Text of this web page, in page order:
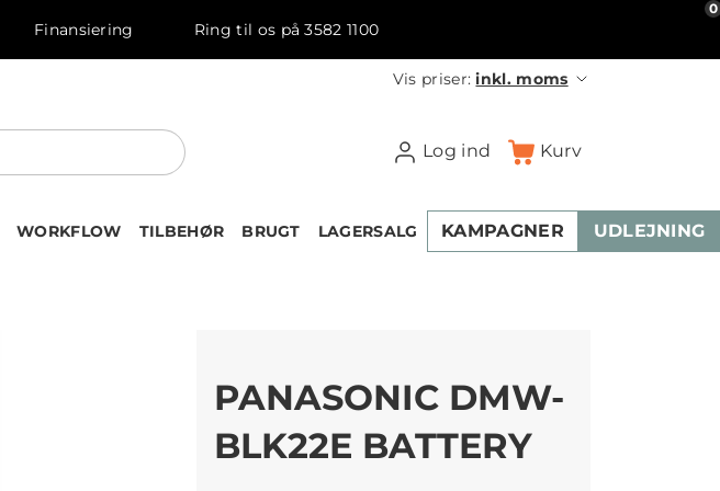
Finansiering Ring til os på 3582 1100
Vis priser:inkl. moms
Log ind Kurv
0
WORKFLOW TILBEHØR BRUGT LAGERSALG KAMPAGNER UDLEJNING
PANASONIC DMW-
BLK22E BATTERY